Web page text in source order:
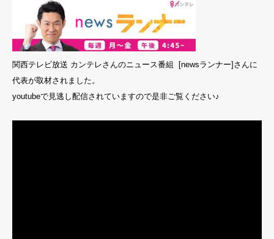
関西テレビ放送 カンテレさんのニュース番組 [newsランナー]さんに
代表が取材されました。
youtubeで見逃し配信されていますので是非ご覧ください♪